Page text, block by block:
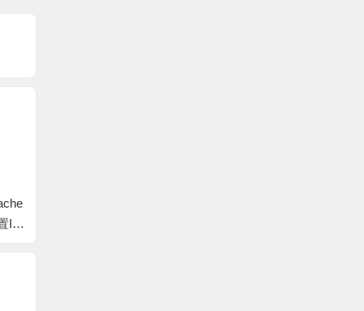
IP